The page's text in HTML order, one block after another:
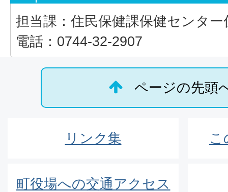
担当課：住民保健課保健センター
電話：0744-32-2907
ページの先頭
リンク集 こ
町役場への交通アクセス